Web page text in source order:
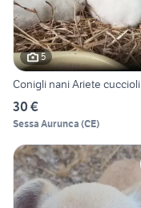
5
Conigli nani Ariete cuccioli
30 €
Sessa Aurunca (CE)